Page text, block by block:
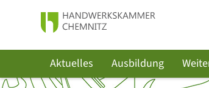
Aktuelles Ausbildung